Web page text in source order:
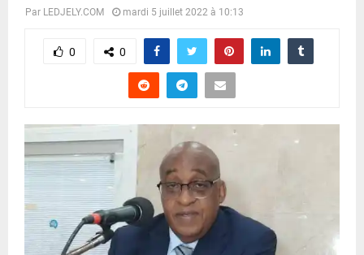
Par LEDJELY.COM mardi 5 juillet 2022 à 10:13
0 0